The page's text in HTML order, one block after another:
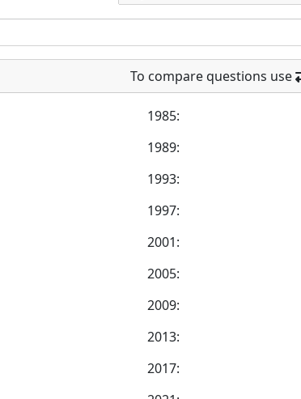
To compare questions use
1985:
1989:
1993:
1997:
2001:
2005:
2009:
2013:
2017: